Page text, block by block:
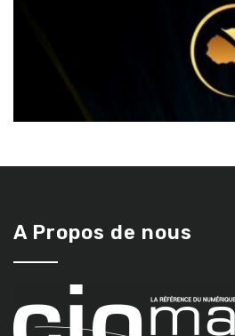
A Propos de nous